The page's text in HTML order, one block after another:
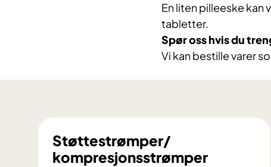
En liten pilleeske
tabletter.
Spør oss hvis du
Vi kan bestille varer
Støttestrømper/
kompresjonsstrømper